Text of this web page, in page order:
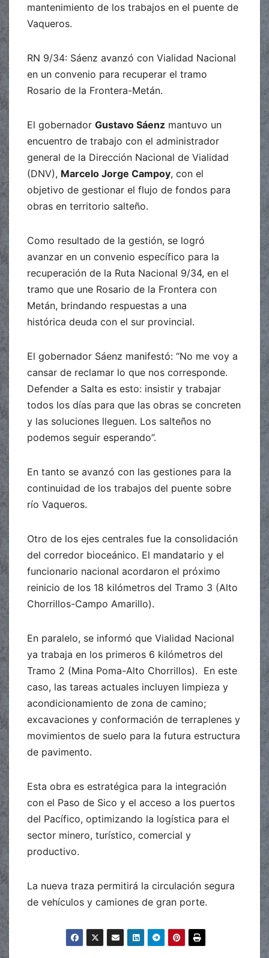
mantenimiento de los trabajos en el puente de
Vaqueros.
RN 9/34: Sáenz avanzó con Vialidad Nacional
en un convenio para recuperar el tramo
Rosario de la Frontera-Metán.
El gobernador Gustavo Sáenz mantuvo un
encuentro de trabajo con el administrador
general de la Dirección Nacional de Vialidad
(DNV), Marcelo Jorge Campoy, con el
objetivo de gestionar el flujo de fondos para
obras en territorio salteño.
Como resultado de la gestión, se logró
avanzar en un convenio específico para la
recuperación de la Ruta Nacional 9/34, en el
tramo que une Rosario de la Frontera con
Metán, brindando respuestas a una
histórica deuda con el sur provincial.
El gobernador Sáenz manifestó: “No me voy a
cansar de reclamar lo que nos corresponde.
Defender a Salta es esto: insistir y trabajar
todos los días para que las obras se concreten
y las soluciones lleguen. Los salteños no
podemos seguir esperando”.
En tanto se avanzó con las gestiones para la
continuidad de los trabajos del puente sobre
río Vaqueros.
Otro de los ejes centrales fue la consolidación
del corredor bioceánico. El mandatario y el
funcionario nacional acordaron el próximo
reinicio de los 18 kilómetros del Tramo 3 (Alto
Chorrillos-Campo Amarillo).
En paralelo, se informó que Vialidad Nacional
ya trabaja en los primeros 6 kilómetros del
Tramo 2 (Mina Poma-Alto Chorrillos). En este
caso, las tareas actuales incluyen limpieza y
acondicionamiento de zona de camino;
excavaciones y conformación de terraplenes y
movimientos de suelo para la futura estructura
de pavimento.
Esta obra es estratégica para la integración
con el Paso de Sico y el acceso a los puertos
del Pacífico, optimizando la logística para el
sector minero, turístico, comercial y
productivo.
La nueva traza permitirá la circulación segura
de vehículos y camiones de gran porte.